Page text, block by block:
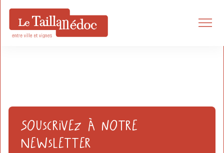
Souscrivez à notre
Newsletter